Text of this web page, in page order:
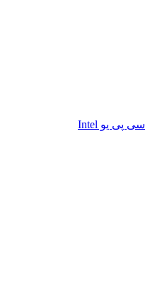
سی پی یو Intel